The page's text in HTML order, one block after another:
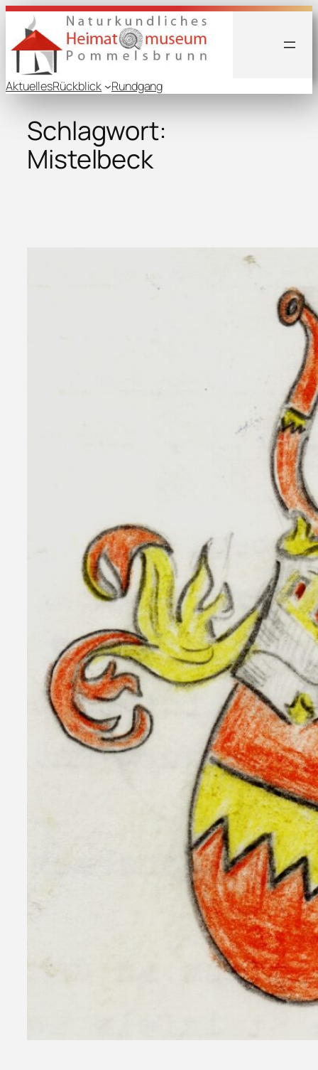
Zum
Inhalt
springen
AktuellesRückblick Rundgang
Schlagwort:
Mistelbeck